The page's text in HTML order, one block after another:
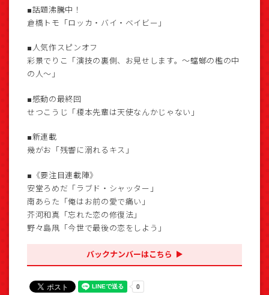
■話題沸騰中！
倉橋トモ「ロッカ・バイ・ベイビー」
■人気作スピンオフ
彩景でりこ「演技の裏側、お見せします。〜蟷螂の檻の中
の人〜」
■感動の最終回
せつこうじ「榎本先輩は天使なんかじゃない」
■新連載
幾がお「残響に溺れるキス」
■《要注目連載陣》
安堂ろめだ「ラブド・シャッター」
南あらた「俺はお前の愛で痛い」
芥河和真「忘れた恋の修復法」
野々島凧「今世で最後の恋をしよう」
バックナンバーはこちら